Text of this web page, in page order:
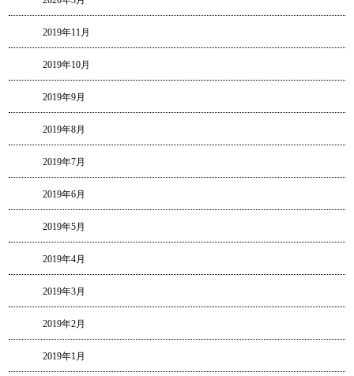
2019年11月
2019年10月
2019年9月
2019年8月
2019年7月
2019年6月
2019年5月
2019年4月
2019年3月
2019年2月
2019年1月